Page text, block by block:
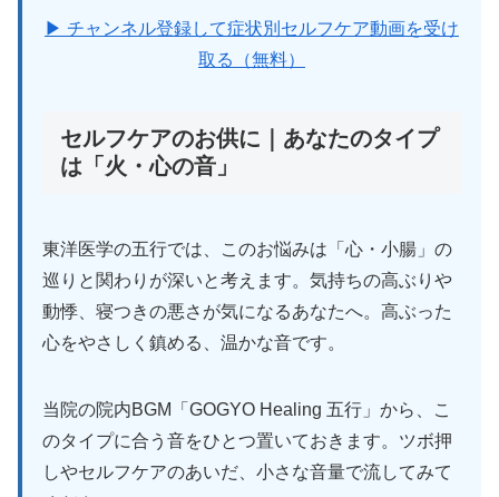
▶ チャンネル登録して症状別セルフケア動画を受け
取る（無料）
セルフケアのお供に｜あなたのタイプ
は「火・心の音」
東洋医学の五行では、このお悩みは「心・小腸」の
巡りと関わりが深いと考えます。気持ちの高ぶりや
動悸、寝つきの悪さが気になるあなたへ。高ぶった
心をやさしく鎮める、温かな音です。
当院の院内BGM「GOGYO Healing 五行」から、こ
のタイプに合う音をひとつ置いておきます。ツボ押
しやセルフケアのあいだ、小さな音量で流してみて